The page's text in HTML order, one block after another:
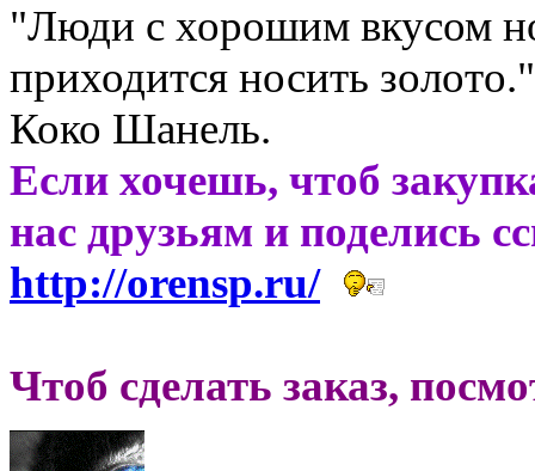
"Люди с хорошим вкусом
приходится носить золото."
Коко Шанель.
Если хочешь, чтоб
нас друзьям и поделись
http://orensp.ru/
Чтоб сделать заказ,